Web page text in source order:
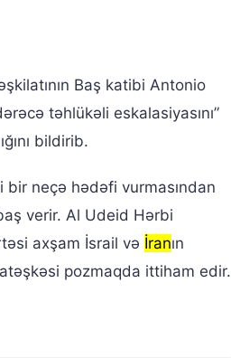
Baş katibi Antonio
təhlükəli eskalasiyasını”
bildirib.
bir neçə hədəfi vurmasından
verir. Al Udeid Hərbi
axşam İsrail və İranın
pozmaqda ittiham edir.